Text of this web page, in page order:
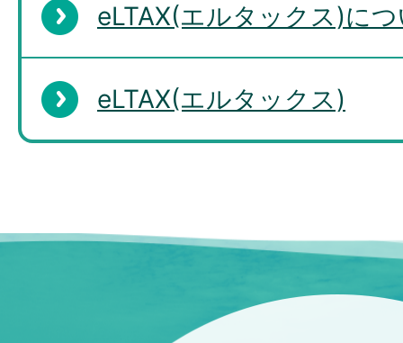
eLTAX(エルタックス)に
eLTAX(エルタックス)